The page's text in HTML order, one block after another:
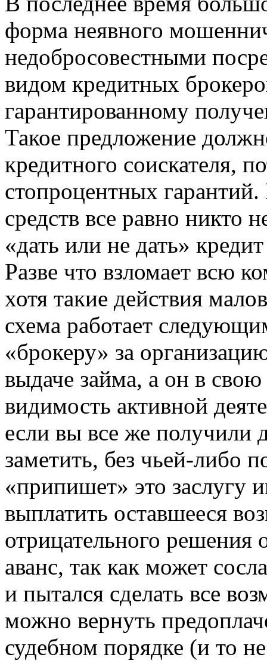
форма неявного
недобросовестными
видом кредитных
гарантированному
Такое предложение
кредитного соискателя,
стопроцентных
средств все равно никто
«дать или не дать»
Разве что взломает всю
хотя такие действия
схема работает
«брокеру» за
выдаче займа, а он в свою
видимость активной
если вы все же
заметить, без чьей-
«припишет» это заслугу
выплатить оставшееся
отрицательного решения
аванс, так как может
и пытался сделать все
можно вернуть
судебном порядке (и то